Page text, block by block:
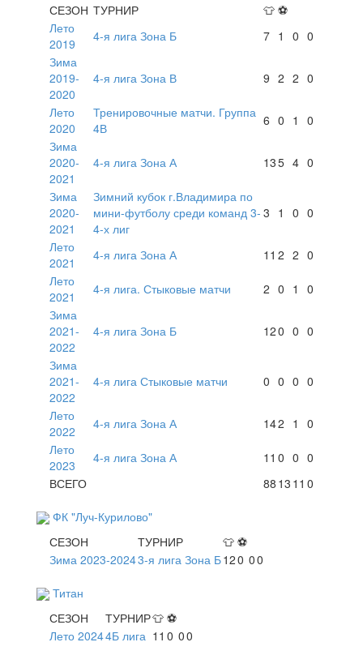
СЕЗОН ТУРНИР 👕 ⚽
Лето
2019
4-я лига Зона Б 7 1 0 0
Зима
2019-
2020
4-я лига Зона В 9 2 2 0
Лето
2020
Тренировочные матчи. Группа
4В
6 0 1
0
Зима
2020-
2021
4-я лига Зона А 135 4 0
Зима
2020-
2021
Зимний кубок г.Владимира по
мини-футболу среди команд 3-
4-х лиг
3 1 0 0
Лето
2021
4-я лига Зона А 11 2 2 0
Лето
2021
4-я лига. Стыковые матчи 2 0 1
0
Зима
2021-
2022
4-я лига Зона Б 120 0 0
Зима
2021-
2022
4-я лига Стыковые матчи 0 0 0 0
Лето
2022
4-я лига Зона А 142 1
0
Лето
2023
4-я лига Зона А 11 0 0 0
ВСЕГО
88 13 11 0
ФК "Луч-Курилово"
СЕЗОН
ТУРНИР 👕 ⚽
Зима 2023-20243-я лига Зона Б120 00
Титан
СЕЗОН
ТУРНИР👕 ⚽
Лето 20244Б лига 11 0 00